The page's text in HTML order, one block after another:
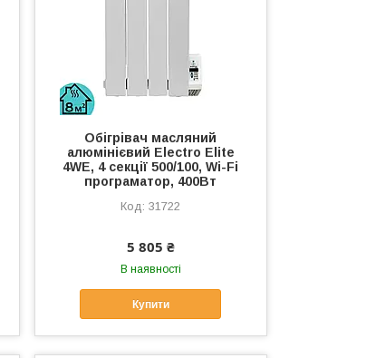
Обігрівач масляний
алюмінієвий Electro Elite
4WE, 4 секції 500/100, Wi-Fi
програматор, 400Вт
31722
5 805 ₴
В наявності
Купити